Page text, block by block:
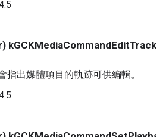
kGCKMediaCommandEditTracks
指出媒體項目的軌跡可供編輯。